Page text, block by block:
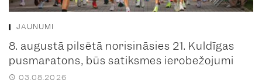
JAUNUMI
8. augustā pilsētā norisināsies 21. Kuldīgas
pusmaratons, būs satiksmes ierobežojumi
03.08.2026